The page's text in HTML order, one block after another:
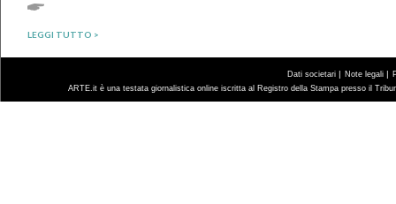
LEGGI TUTTO >
Dati societari | Note legali |
ARTE.it è una testata giornalistica online iscritta al Registro della Stampa presso il